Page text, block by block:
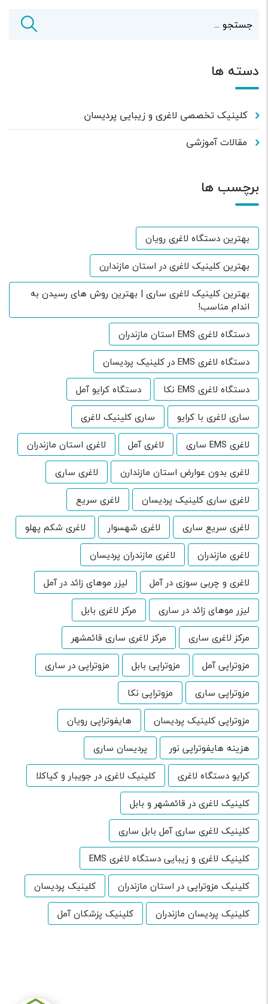
دسته ها
کلینیک تخصصی لاغری و زیبایی پردیسان
مقالات آموزشی
برچسب ها
بهترین دستگاه لاغری رویان
بهترین کلینیک لاغری در استان مازندارن
بهترین کلینیک لاغری ساری | بهترین روش های رسیدن به
اندام مناسب!
دستگاه لاغری EMS استان مازندران
دستگاه لاغری EMS در کلینیک پردیسان
دستگاه لاغری EMS نکا
دستگاه کرایو آمل
ساری لاغری با کرایو
ساری کلینیک لاغری
لاغری EMS ساری
لاغری آمل
لاغری استان مازندران
لاغری بدون عوارض استان مازندارن
لاغری ساری
لاغری ساری کلینیک پردیسان
لاغری سریع
لاغری سریع ساری
لاغری شهسوار
لاغری شکم پهلو
لاغری مازندران
لاغری مازندران پردیسان
لاغری و چربی سوزی در آمل
لیزر موهای زائد در آمل
لیزر موهای زائد در ساری
مرکز لاغری بابل
مرکز لاغری ساری
مرکز لاغری ساری قائمشهر
مزوتراپی آمل
مزوتراپی بابل
مزوتراپی در ساری
مزوتراپی ساری
مزوتراپی نکا
مزوتراپی کلینیک پردیسان
هایفوتراپی رویان
هزینه هایفوتراپی نور
پردیسان ساری
کرایو دستگاه لاغری
کلینیک لاغری در جویبار و کیاکلا
کلینیک لاغری در قائمشهر و بابل
کلینیک لاغری ساری آمل بابل ساری
کلینیک لاغری و زیبایی دستگاه لاغری EMS
کلینیک مزوتراپی در استان مازندران
کلینیک پردیسان
کلینیک پردیسان مازندران
کلینیک پزشکان آمل